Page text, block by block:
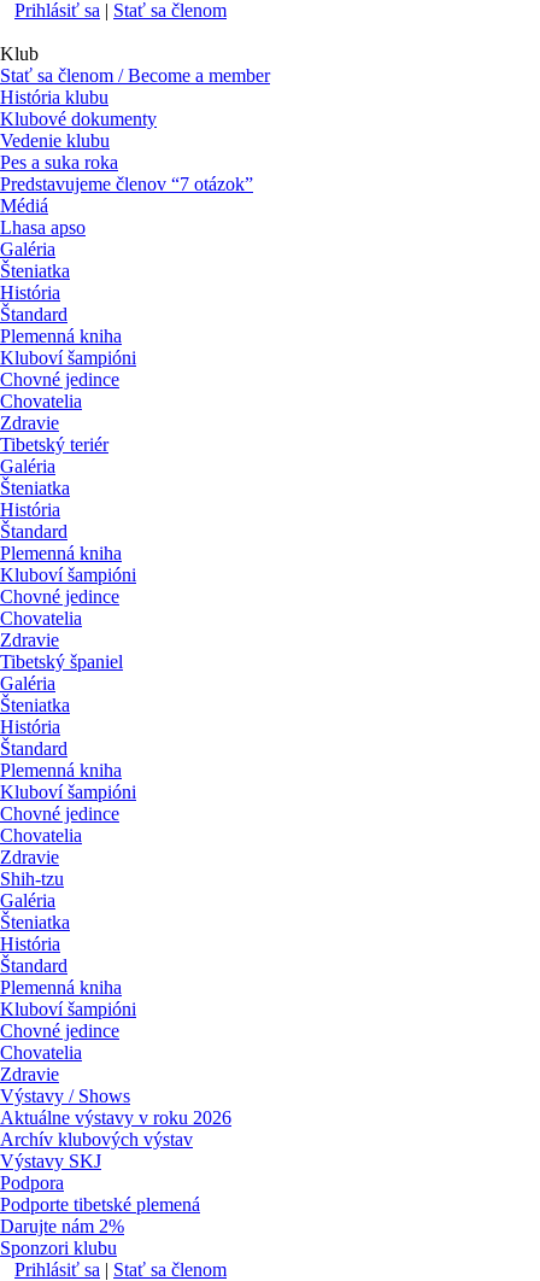
Prihlásiť sa | Stať sa členom
Klub
Stať sa členom / Become a member
História klubu
Klubové dokumenty
Vedenie klubu
Pes a suka roka
Predstavujeme členov “7 otázok”
Médiá
Lhasa apso
Galéria
Šteniatka
História
Štandard
Plemenná kniha
Kluboví šampióni
Chovné jedince
Chovatelia
Zdravie
Tibetský teriér
Galéria
Šteniatka
História
Štandard
Plemenná kniha
Kluboví šampióni
Chovné jedince
Chovatelia
Zdravie
Tibetský španiel
Galéria
Šteniatka
História
Štandard
Plemenná kniha
Kluboví šampióni
Chovné jedince
Chovatelia
Zdravie
Shih-tzu
Galéria
Šteniatka
História
Štandard
Plemenná kniha
Kluboví šampióni
Chovné jedince
Chovatelia
Zdravie
Výstavy / Shows
Aktuálne výstavy v roku 2026
Archív klubových výstav
Výstavy SKJ
Podpora
Podporte tibetské plemená
Darujte nám 2%
Sponzori klubu
Prihlásiť sa | Stať sa členom